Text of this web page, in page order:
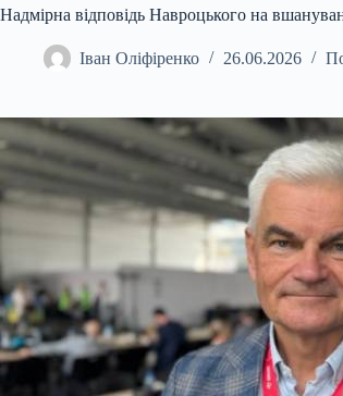
Надмірна відповідь Навроцького на
Іван Оліфіренко 26.06.2026